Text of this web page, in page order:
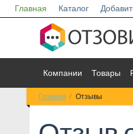
Главная Каталог
Компании Товары
Главная Отзывы